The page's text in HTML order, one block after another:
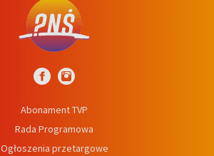
Abonament TVP
Rada Programowa
Ogłoszenia przetargowe